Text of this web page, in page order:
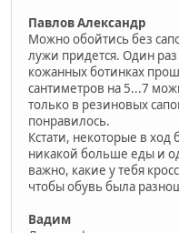
Павлов Александр
Можно обойтись без
лужи придется. Один
кожанных ботинках
сантиметров на 5...7
только в резиновых
понравилось.
Кстати, некоторые в ход
никакой больше еды и
важно, какие у тебя
чтобы обувь была
Вадим